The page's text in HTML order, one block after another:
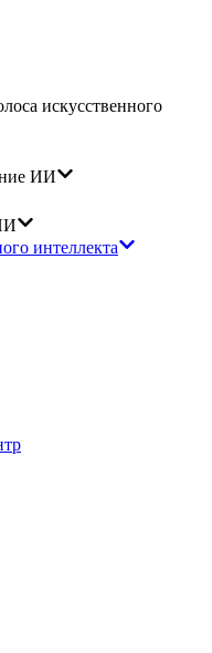
искусственного
ИИ
интеллекта